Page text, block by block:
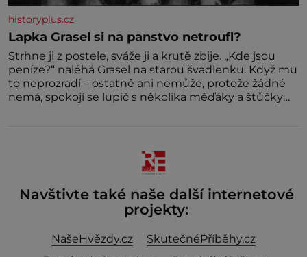
historyplus.cz
Lapka Grasel si na panstvo netroufl?
Strhne ji z postele, sváže ji a krutě zbije. „Kde jsou
peníze?“ naléhá Grasel na starou švadlenku. Když mu
to neprozradí – ostatně ani nemůže, protože žádné
nemá, spokojí se lupič s několika měďáky a štůčky
Navštivte také naše další internetové
projekty:
NašeHvězdy.cz
SkutečnéPříběhy.cz